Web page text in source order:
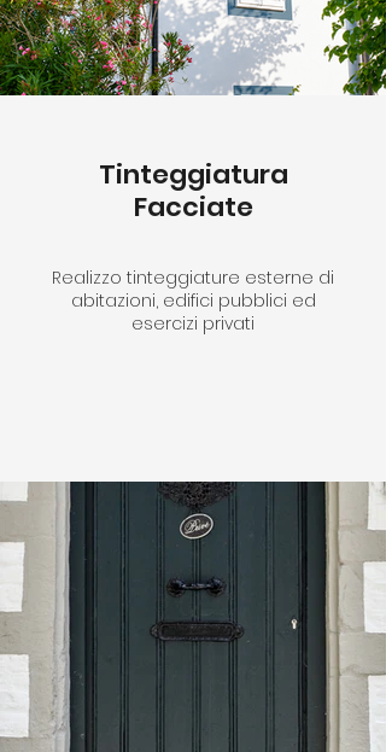
Tinteggiatura
Facciate
Realizzo tinteggiature esterne di
abitazioni, edifici pubblici ed
esercizi privati